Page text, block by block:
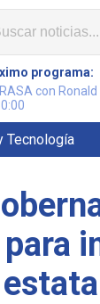
programa:
con
Tecnología